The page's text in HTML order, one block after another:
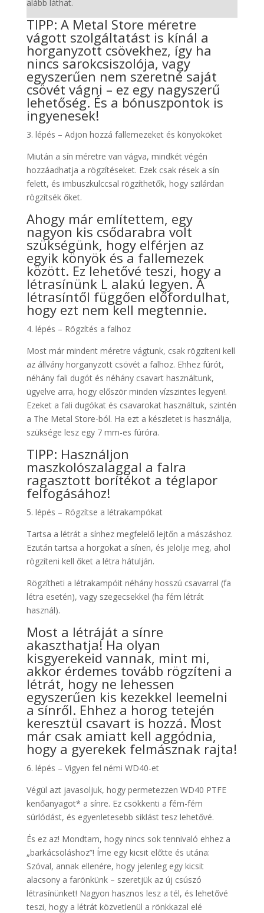
alább láthat.
TIPP: A Metal Store méretre
vágott szolgáltatást is kínál a
horganyzott csövekhez, így ha
nincs sarokcsiszolója, vagy
egyszerűen nem szeretné saját
csövét vágni – ez egy nagyszerű
lehetőség. És a bónuszpontok is
ingyenesek!
3. lépés – Adjon hozzá fallemezeket és könyököket
Miután a sín méretre van vágva, mindkét végén
hozzáadhatja a rögzítéseket. Ezek csak rések a sín
felett, és imbuszkulccsal rögzíthetők, hogy szilárdan
rögzítsék őket.
Ahogy már említettem, egy
nagyon kis csődarabra volt
szükségünk, hogy elférjen az
egyik könyök és a fallemezek
között. Ez lehetővé teszi, hogy a
létrasínünk L alakú legyen. A
létrasíntől függően előfordulhat,
hogy ezt nem kell megtennie.
4. lépés – Rögzítés a falhoz
Most már mindent méretre vágtunk, csak rögzíteni kell
az állvány horganyzott csövét a falhoz. Ehhez fúrót,
néhány fali dugót és néhány csavart használtunk,
ügyelve arra, hogy először minden vízszintes legyen!.
Ezeket a fali dugókat és csavarokat használtuk, szintén
a The Metal Store-ból. Ha ezt a készletet is használja,
szüksége lesz egy 7 mm-es fúróra.
TIPP: Használjon
maszkolószalaggal a falra
ragasztott borítékot a téglapor
felfogásához!
5. lépés – Rögzítse a létrakampókat
Tartsa a létrát a sínhez megfelelő lejtőn a mászáshoz.
Ezután tartsa a horgokat a sínen, és jelölje meg, ahol
rögzíteni kell őket a létra hátulján.
Rögzítheti a létrakampóit néhány hosszú csavarral (fa
létra esetén), vagy szegecsekkel (ha fém létrát
használ).
Most a létráját a sínre
akaszthatja! Ha olyan
kisgyerekeid vannak, mint mi,
akkor érdemes tovább rögzíteni a
létrát, hogy ne lehessen
egyszerűen kis kezekkel leemelni
a sínről. Ehhez a horog tetején
keresztül csavart is hozzá. Most
már csak amiatt kell aggódnia,
hogy a gyerekek felmásznak rajta!
6. lépés – Vigyen fel némi WD40-et
Végül azt javasoljuk, hogy permetezzen WD40 PTFE
kenőanyagot* a sínre. Ez csökkenti a fém-fém
súrlódást, és egyenletesebb siklást tesz lehetővé.
És ez az! Mondtam, hogy nincs sok tennivaló ehhez a
„barkácsoláshoz”! Íme egy kicsit előtte és utána:
Szóval, annak ellenére, hogy jelenleg egy kicsit
alacsony a farönkünk – szeretjük az új csúszó
létrasínünket! Nagyon hasznos lesz a tél, és lehetővé
teszi, hogy a létrát közvetlenül a rönkkazal elé